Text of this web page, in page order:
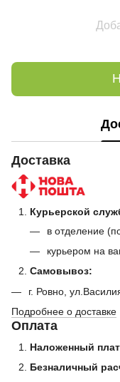
Доставка
Курьерской
в отделение
курьером на
Самовывоз:
г. Ровно,
Подробнее о доставке
Оплата
Наложенный
Безналичный